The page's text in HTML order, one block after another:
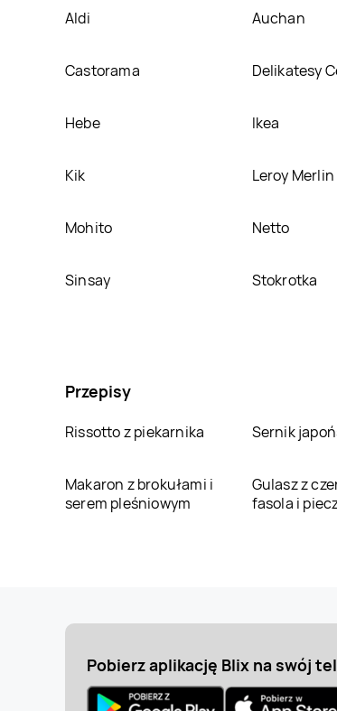
Aldi Auchan
Castorama Delikatesy
Hebe Ikea
Kik Leroy Merlin
Mohito Netto
Sinsay Stokrotka
Przepisy
Rissotto z piekarnika Sernik
Makaron z brokułami i
serem pleśniowym
Gulasz z
fasola i
Pobierz aplikację Blix na swój